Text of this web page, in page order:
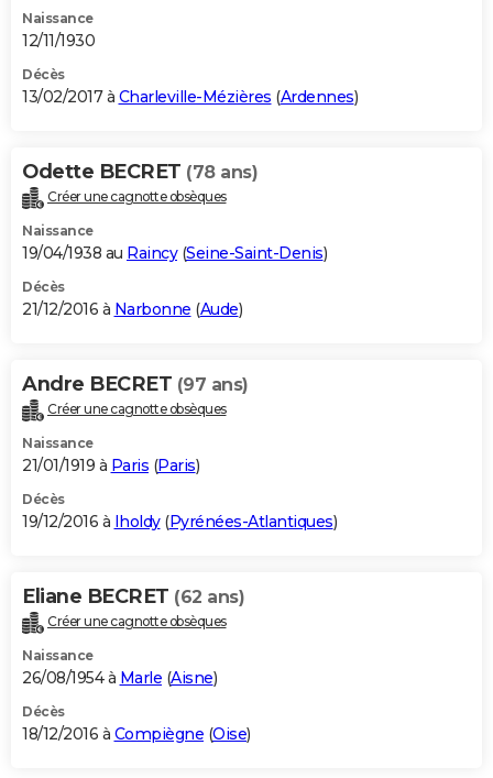
Naissance
12/11/1930
Décès
13/02/2017 à Charleville-Mézières (Ardennes)
Odette BECRET (78 ans)
Créer une cagnotte obsèques
Naissance
19/04/1938 au Raincy(Seine-Saint-Denis)
Décès
21/12/2016 à Narbonne (Aude)
Andre BECRET (97 ans)
Créer une cagnotte obsèques
Naissance
21/01/1919 à Paris (Paris)
Décès
19/12/2016 à Iholdy(Pyrénées-Atlantiques)
Eliane BECRET (62 ans)
Créer une cagnotte obsèques
Naissance
26/08/1954 à Marle (Aisne)
Décès
18/12/2016 à Compiègne (Oise)